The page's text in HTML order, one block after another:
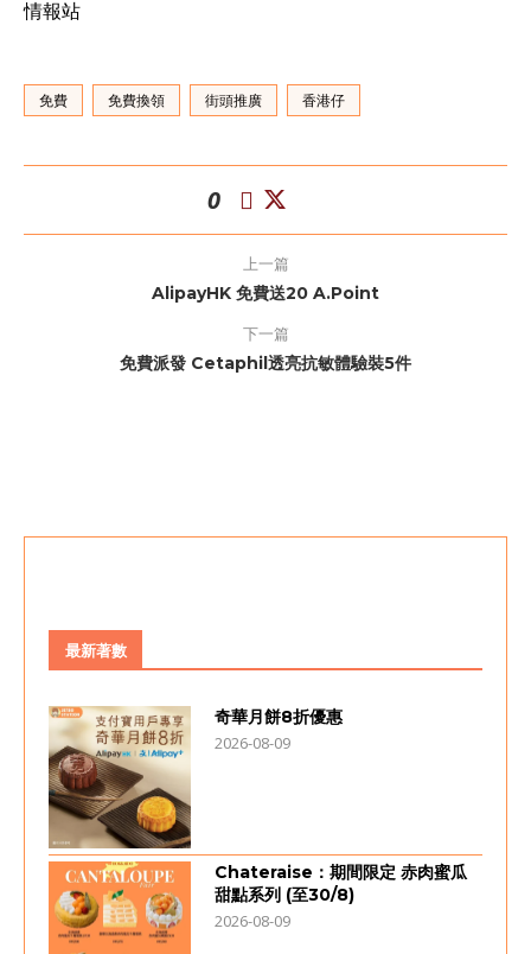
情報站
免費 免費換領 街頭推廣 香港仔
0
上一篇
AlipayHK 免費送20 A.Point
下一篇
免費派發 Cetaphil透亮抗敏體驗裝5件
最新著數
奇華月餅8折優惠
2026-08-09
Chateraise：期間限定 赤肉蜜瓜
甜點系列 (至30/8)
2026-08-09